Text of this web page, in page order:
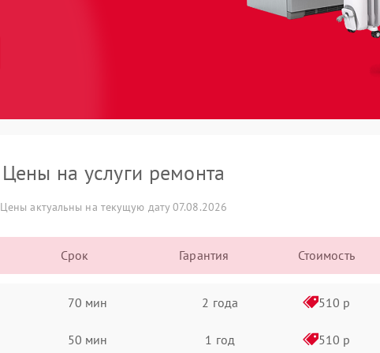
Цены на услуги ремонта
Цены актуальны на текущую дату 07.08.2026
Срок Гарантия Стоимость
70 мин 2 года 510 р
50 мин 1 год 510 р